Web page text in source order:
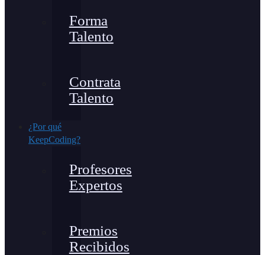
Forma
Talento
Contrata
Talento
¿Por qué
KeepCoding?
Profesores
Expertos
Premios
Recibidos